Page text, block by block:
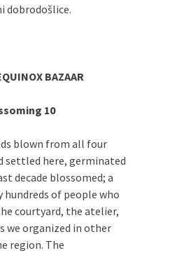
dobrodošlice.
BAZAAR
10
blown from all four
settled here, germinated
decade blossomed; a
hundreds of people who
courtyard, the atelier,
we organized in other
region. The